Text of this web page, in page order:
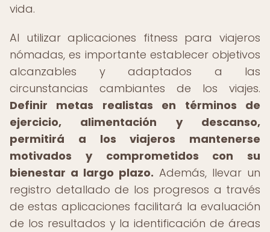
vida.
Al utilizar aplicaciones fitness para viajeros
nómadas, es importante establecer objetivos
alcanzables y adaptados a las
circunstancias cambiantes de los viajes.
Definir metas realistas en términos de
ejercicio, alimentación y descanso,
permitirá a los viajeros mantenerse
motivados y comprometidos con su
bienestar a largo plazo. Además, llevar un
registro detallado de los progresos a través
de estas aplicaciones facilitará la evaluación
de los resultados y la identificación de áreas